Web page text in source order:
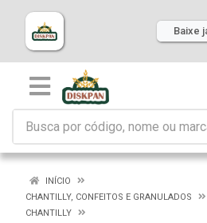
Baixe
INÍCIO
CHANTILLY, CONFEITOS E GRANULADOS
CHANTILLY